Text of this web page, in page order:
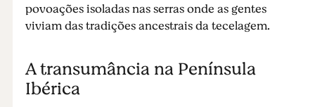
povoações isoladas nas serras onde as gentes
viviam das tradições ancestrais da tecelagem.
A transumância na Península
Ibérica